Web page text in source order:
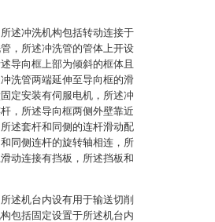
述冲洗机构包括转动连接于
，所述冲洗管的管体上开设
导向框上部为倾斜的框体且
洗管两端延伸至导向框的滑
定安装有伺服电机，所述冲
，所述导向框两侧外壁靠近
述套杆和同侧的连杆滑动配
同侧连杆的旋转轴相连，所
动连接有挡板，所述挡板和
述机台内设有用于输送切削
包括固定设置于所述机台内